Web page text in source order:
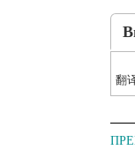
翻